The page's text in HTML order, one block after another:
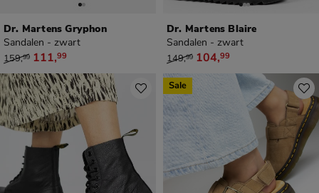
Dr. Martens Gryphon
Sandalen - zwart
van € 159,99 voor € 111,99
159,99 111,99
Dr. Martens Blaire
Sandalen - zwart
van € 149,99 voor € 104,99
149,99 104,99
Sale